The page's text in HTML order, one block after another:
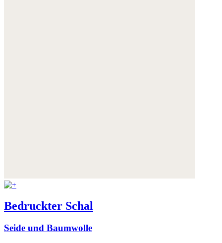
Bedruckter Schal
Seide und Baumwolle